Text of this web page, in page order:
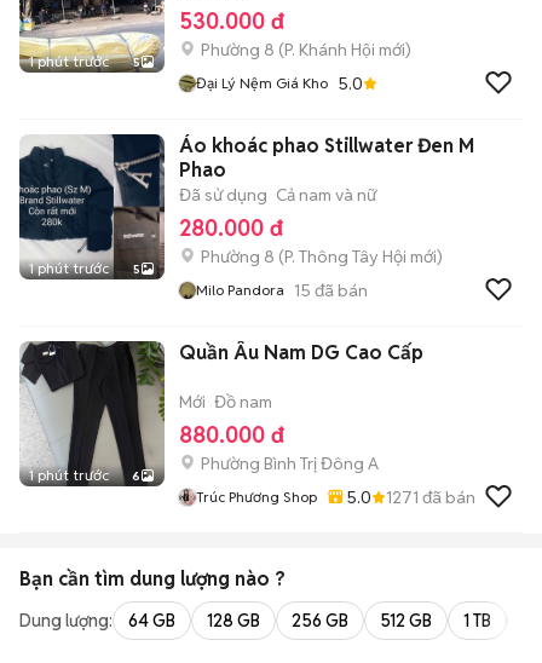
1 phút trước 5
530.000 đ
Phường 8 (P. Khánh Hội mới)
Đại Lý Nệm Giá Kho 5.0
1 phút trước 5
Áo khoác phao Stillwater Đen M
Phao
Đã sử dụng Cả nam và nữ
280.000 đ
Phường 8 (P. Thông Tây Hội mới)
Milo Pandora 15 đã bán
1 phút trước 6
Quần Âu Nam DG Cao Cấp
Mới Đồ nam
880.000 đ
Phường Bình Trị Đông A
Trúc Phương Shop 5.0 1271 đã bán
Bạn cần tìm dung lượng nào ?
Dung lượng: 64 GB 128 GB 256 GB 512 GB 1 TB